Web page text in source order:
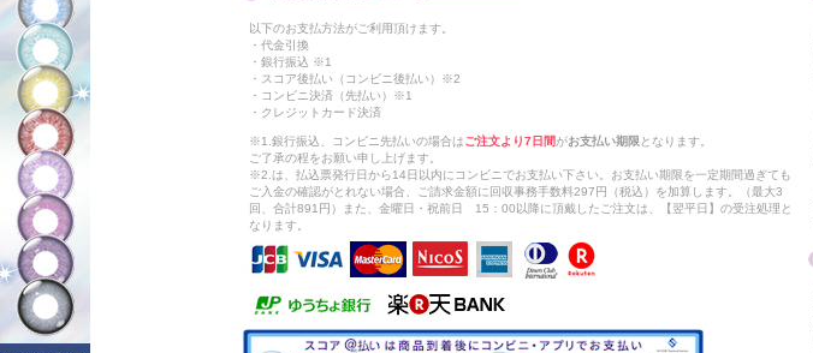
以下のお支払方法がご利用頂けます。
・代金引換
・銀行振込 ※1
・スコア後払い（コンビニ後払い）※2
・コンビニ決済（先払い）※1
・クレジットカード決済
※1.銀行振込、コンビニ先払いの場合はご注文より7日間がお支払い期限 となります。
ご了承の程をお願い申し上げます。
※2.は、払込票発行日から14日以内にコンビニでお支払い下さい。お支払い期限を一定期間過ぎても
ご入金の確認がとれない場合、ご請求金額に回収事務手数料297円（税込）を加算します。（最大3
回、合計891円）また、金曜日・祝前日 15：00以降に頂戴したご注文は、【翌平日】の受注処理と
なります。